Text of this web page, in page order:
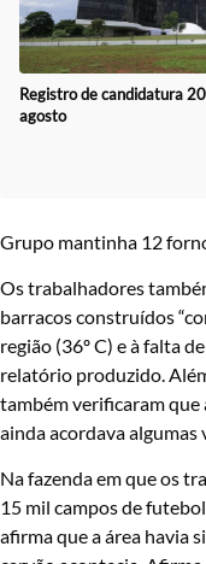
Registro de candidatura
agosto
Grupo mantinha 12
Os trabalhadores
barracos construídos
região (36º C) e à falta
relatório produzido.
também verificaram que
ainda acordava algumas
Na fazenda em que os
15 mil campos de
afirma que a área havia